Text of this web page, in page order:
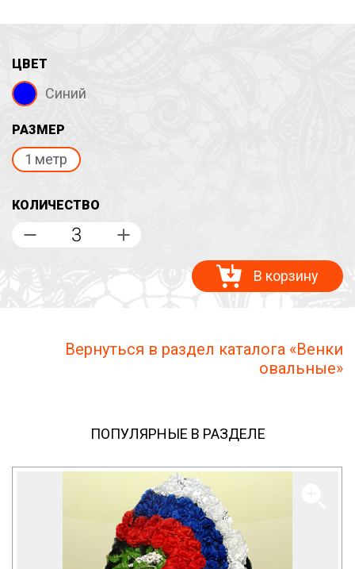
ЦВЕТ
Синий
РАЗМЕР
1 метр
КОЛИЧЕСТВО
В корзину
Вернуться в раздел каталога «Венки
овальные»
ПОПУЛЯРНЫЕ В РАЗДЕЛЕ